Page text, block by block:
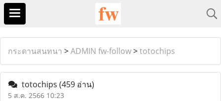
กระดานสนทนา >ADMIN fw-follow>totochips
totochips (459 อ่าน)
5 ส.ค. 2566 10:23